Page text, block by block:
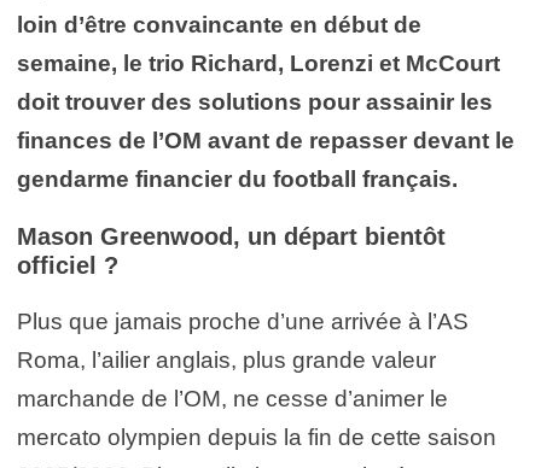
loin d’être convaincante en début de
semaine, le trio Richard, Lorenzi et McCourt
doit trouver des solutions pour assainir les
finances de l’OM avant de repasser devant le
gendarme financier du football français.
Mason Greenwood, un départ bientôt
officiel ?
Plus que jamais proche d’une arrivée à l’AS
Roma, l’ailier anglais, plus grande valeur
marchande de l’OM, ne cesse d’animer le
mercato olympien depuis la fin de cette saison